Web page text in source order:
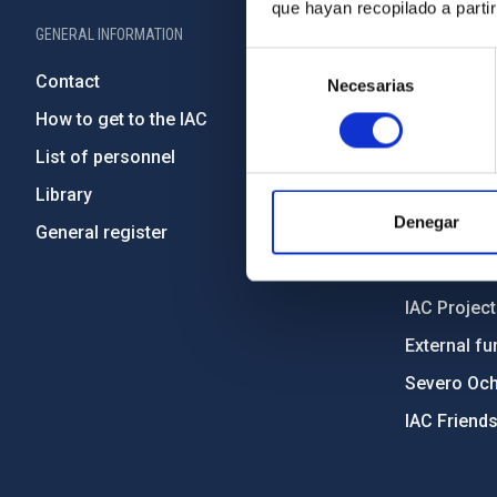
que hayan recopilado a
consentimiento
Necesarias
Denegar
GENERAL INFORMATION
Contact
How to get to the IAC
List of personnel
Library
General register
Legislation
Gender
IAC
External
Severo
IAC Friends